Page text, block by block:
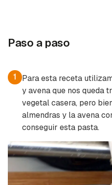
Paso a paso
1
Para esta receta
y avena que nos queda
vegetal casera, pero
almendras y la avena
conseguir esta pasta.